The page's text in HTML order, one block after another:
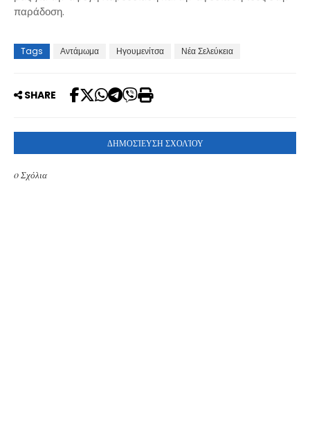
παράδοση.
Tags Αντάμωμα Ηγουμενίτσα Νέα Σελεύκεια
SHARE
ΔΗΜΟΣΊΕΥΣΗ ΣΧΟΛΊΟΥ
0 Σχόλια